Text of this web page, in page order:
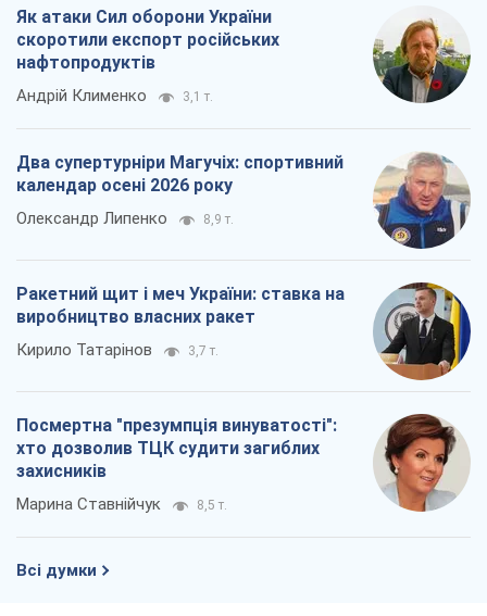
Як атаки Сил оборони України
скоротили експорт російських
нафтопродуктів
Андрій Клименко 3,1 т.
Два супертурніри Магучіх: спортивний
календар осені 2026 року
Олександр Липенко 8,9 т.
Ракетний щит і меч України: ставка на
виробництво власних ракет
Кирило Татарінов 3,7 т.
Посмертна "презумпція винуватості":
хто дозволив ТЦК судити загиблих
захисників
Марина Ставнійчук 8,5 т.
Всі думки